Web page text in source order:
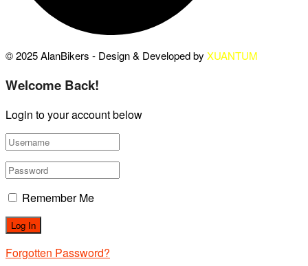
© 2025 AlanBikers - Design & Developed by XUANTUM
Welcome Back!
Login to your account below
Remember Me
Forgotten Password?